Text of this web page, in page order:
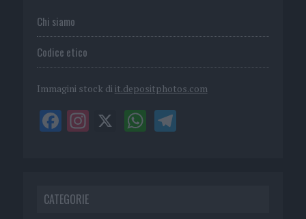
Chi siamo
Codice etico
Immagini stock di it.depositphotos.com
CATEGORIE